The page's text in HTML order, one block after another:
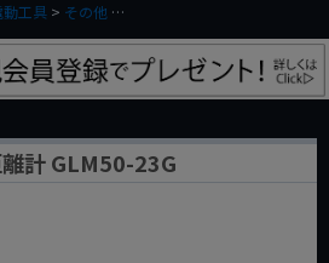
動工具 その他
計 GLM50-23G